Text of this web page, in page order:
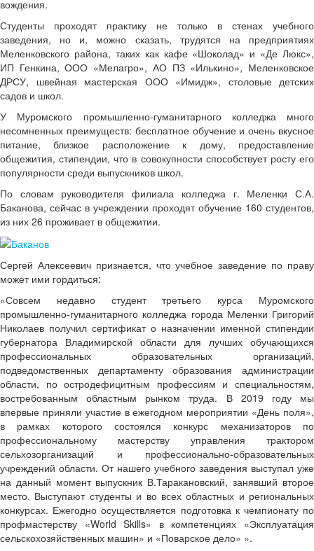
вождения.
Студенты проходят практику не только в стенах учебного
заведения, но и, можно сказать, трудятся на предприятиях
Меленковского района, таких как кафе «Шоколад» и «Де Люкс»,
ИП Генкина, ООО «Мелагро», АО ПЗ «Илькино», Меленковское
ДРСУ, швейная мастерская ООО «Имидж», столовые детских
садов и школ.
У Муромского промышленно-гуманитарного колледжа много
несомненных преимуществ: бесплатное обучение и очень вкусное
питание, близкое расположение к дому, предоставление
общежития, стипендии, что в совокупности способствует росту его
популярности среди выпускников школ.
По словам руководителя филиала колледжа г. Меленки С.А.
Баканова, сейчас в учреждении проходят обучение 160 студентов,
из них 26 проживает в общежитии.
Сергей Алексеевич признается, что учебное заведение по праву
может ими гордиться:
«Совсем недавно студент третьего курса Муромского
промышленно-гуманитарного колледжа города Меленки Григорий
Николаев получил сертификат о назначении именной стипендии
губернатора Владимирской области для лучших обучающихся
профессиональных образовательных организаций,
подведомственных департаменту образования администрации
области, по остродефицитным профессиям и специальностям,
востребованным областным рынком труда. В 2019 году мы
впервые приняли участие в ежегодном мероприятии «День поля»,
в рамках которого состоялся конкурс механизаторов по
профессиональному мастерству управления трактором
сельхозорганизаций и профессионально-образовательных
учреждений области. От нашего учебного заведения выступал уже
на данный момент выпускник В.Таракановский, занявший второе
место. Выступают студенты и во всех областных и региональных
конкурсах. Ежегодно осуществляется подготовка к чемпионату по
профмастерству «World Skills» в компетенциях «Эксплуатация
сельскохозяйственных машин» и «Поварское дело» ».